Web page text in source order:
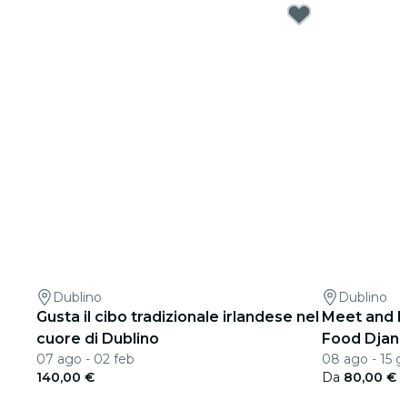
Dublino
Gusta il cibo tradizionale irlandese nel
cuore di Dublino
07 ago - 02 feb
140,00 €
Dublino
Meet and
Food
08 ago - 15
Da 80,00 €